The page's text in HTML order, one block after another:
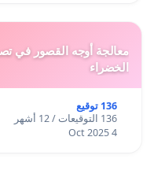
معالجة أوجه القصور في
الخضراء
136 توقيع
136 التوقيعات / 12 أشهر
4 Oct 2025